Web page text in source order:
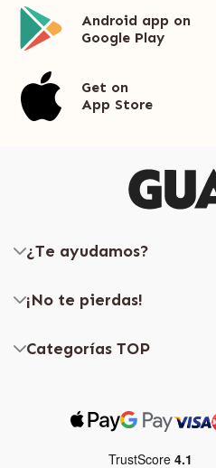
Android app on
Google Play
Get on
App Store
¿Te ayudamos?
¡No te pierdas!
Categorías TOP